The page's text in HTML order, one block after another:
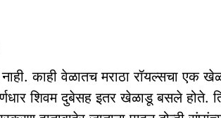
नाही. काही वेळातच मराठा रॉयल्सचा एक
शिवम दुबेसह इतर खेळाडू बसले होते.